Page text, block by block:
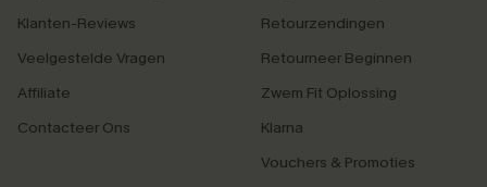
Klanten-Reviews
Veelgestelde Vragen
Affiliate
Contacteer Ons
Retourzendingen
Retourneer Beginnen
Zwem Fit Oplossing
Klarna
Vouchers & Promoties